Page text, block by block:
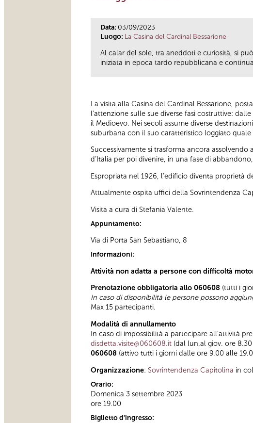
Data: 03/09/2023
Luogo: La Casina del Cardinal Bessarione
Al calar del sole, tra aneddoti e curiosità, si
iniziata in epoca tardo repubblicana e
La visita alla Casina del Cardinal Bessarione,
l’attenzione sulle sue diverse fasi costruttive:
il Medioevo. Nei secoli assume diverse
suburbana con il suo caratteristico loggiato
Successivamente si trasforma ancora
d’Italia per poi divenire, in una fase di
Espropriata nel 1926, l’edificio diventa proprietà
Attualmente ospita uffici della Sovrintendenza
Visita a cura di Stefania Valente.
Appuntamento:
Via di Porta San Sebastiano, 8
Informazioni:
Attività non adatta a persone con difficoltà
Prenotazione obbligatoria allo 060608 (tutti i
In caso di disponibilità le persone possono
Max 15 partecipanti.
Modalità di annullamento
In caso di impossibilità a partecipare all’attività
disdetta.visite@060608.it (dal lun.al giov. ore
060608 (attivo tutti i giorni dalle ore 9.00 alle
Organizzazione: Sovrintendenza Capitolina in
Orario:
Domenica 3 settembre 2023
ore 19.00
Biglietto d'ingresso: